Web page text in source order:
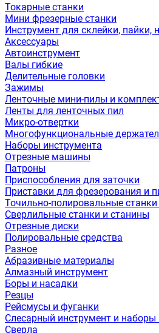
Токарные станки
Мини фрезерные станки
Инструмент для склейки, пайки,
Аксессуары
Автоинструмент
Валы гибкие
Делительные головки
Зажимы
Ленточные мини-пилы и
Ленты для ленточных пил
Микро-отвертки
Многофункциональные
Наборы инструмента
Отрезные машины
Патроны
Приспособления для заточки
Приставки для фрезерования и
Точильно-полировальные
Сверлильные станки и станины
Отрезные диски
Полировальные средства
Разное
Абразивные материалы
Алмазный инструмент
Боры и насадки
Резцы
Рейсмусы и фуганки
Слесарный инструмент и
Сверла